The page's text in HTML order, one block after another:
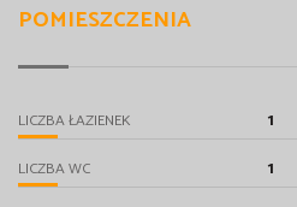
POMIESZCZENIA
LICZBA ŁAZIENEK 1
LICZBA WC 1